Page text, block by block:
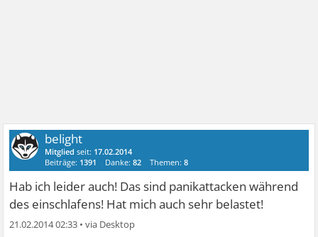
belight
Mitglied seit: 17.02.2014
Beiträge: 1391 Danke:82 Themen:8
Hab ich leider auch! Das sind panikattacken während
des einschlafens! Hat mich auch sehr belastet!
21.02.2014 02:33 •